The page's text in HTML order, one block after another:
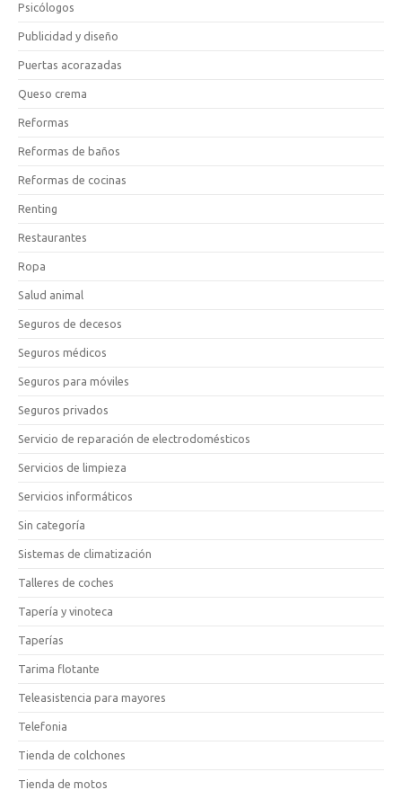
Psicólogos
Publicidad y diseño
Puertas acorazadas
Queso crema
Reformas
Reformas de baños
Reformas de cocinas
Renting
Restaurantes
Ropa
Salud animal
Seguros de decesos
Seguros médicos
Seguros para móviles
Seguros privados
Servicio de reparación de electrodomésticos
Servicios de limpieza
Servicios informáticos
Sin categoría
Sistemas de climatización
Talleres de coches
Tapería y vinoteca
Taperías
Tarima flotante
Teleasistencia para mayores
Telefonia
Tienda de colchones
Tienda de motos